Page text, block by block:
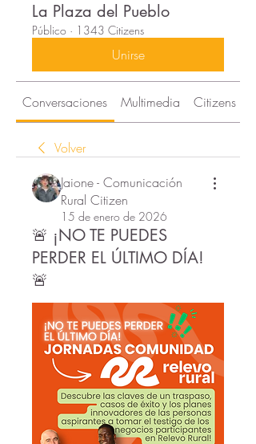
La Plaza del Pueblo
Público · 1343 Citizens
Unirse
Conversaciones Multimedia Citizens
Volver
Jaione - Comunicación
Rural Citizen
15 de enero de 2026
🚨 ¡NO TE PUEDES
PERDER EL ÚLTIMO DÍA!
🚨